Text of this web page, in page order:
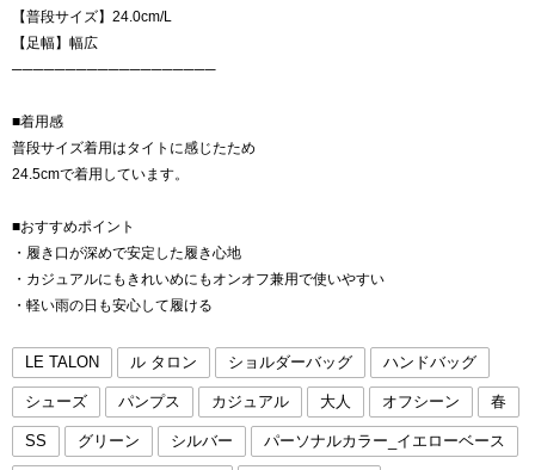
【普段サイズ】24.0cm/L
【足幅】幅広
───────────────────
■着用感
普段サイズ着用はタイトに感じたため
24.5cmで着用しています。
■おすすめポイント
・履き口が深めで安定した履き心地
・カジュアルにもきれいめにもオンオフ兼用で使いやすい
・軽い雨の日も安心して履ける
LE TALON ル タロン ショルダーバッグ ハンドバッグ
シューズ パンプス カジュアル 大人 オフシーン 春
SS グリーン シルバー パーソナルカラー_イエローベース